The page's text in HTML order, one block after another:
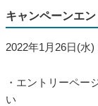
キャンペーンエ
2022年1月26日(水
・エントリーペー
い